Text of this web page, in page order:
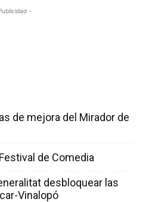
-
de mejora del Mirador de
de Comedia
desbloquear las
Vinalopó